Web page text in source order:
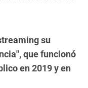
su
que funcionó
en 2019 y en